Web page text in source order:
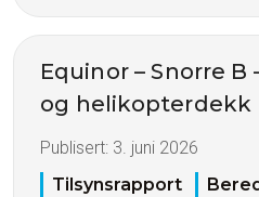
Equinor – Snorre B
og helikopterdekk
Publisert: 3. juni 2026
Tilsynsrapport